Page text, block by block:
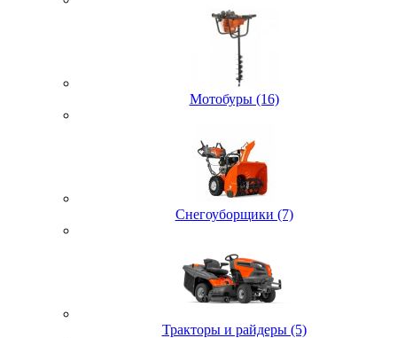
Мотобуры (16)
Снегоуборщики (7)
Тракторы и райдеры (5)